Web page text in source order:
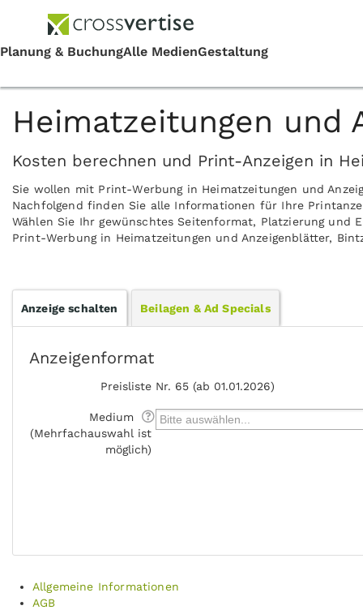
Heimatzeitungen und
Kosten berechnen und Print-Anzeigen in
Sie wollen mit Print-Werbung in Heimatzeitungen und
Nachfolgend finden Sie alle Informationen für Ihre
Wählen Sie Ihr gewünschtes Seitenformat, Platzierung
Print-Werbung in Heimatzeitungen und Anzeigenblätter,
Anzeige schalten Beilagen & Ad Specials
Anzeigenformat
Preisliste Nr. 65 (ab 01.01.2026)
Medium
(Mehrfachauswahl ist
möglich)
Allgemeine Informationen
AGB